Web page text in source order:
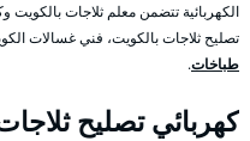
الكهربائية تتضمن معلم ثلاجات بالكويت
تصليح ثلاجات بالكويت، فني غسالات
طباخات.
كهربائي تصليح